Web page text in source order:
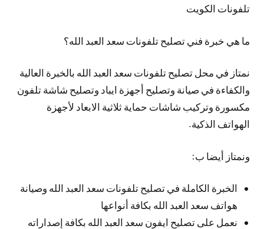
تلفونات الكويت
ما هي خبرة فني تصليح تلفونات سعد العبد الله؟
نمتاز في محل تصليح تلفونات سعد العبد الله بالخبرة العالية
والكفاءة في صيانة وتصليح أجهزة ايباد وتصليح شاشة تلفون
مكسورة وتركيب شاشات حماية ثلاثية الابعاد لأجهزة
الهواتف الذكية.
ونمتاز أيضا ب:
الخبرة الكاملة في تصليح تلفونات سعد العبد الله وصيانة
هواتف سعد العبد الله بكافة أنواعها
نعمل على تصليح ايفون سعد العبد الله بكافة إصداراته